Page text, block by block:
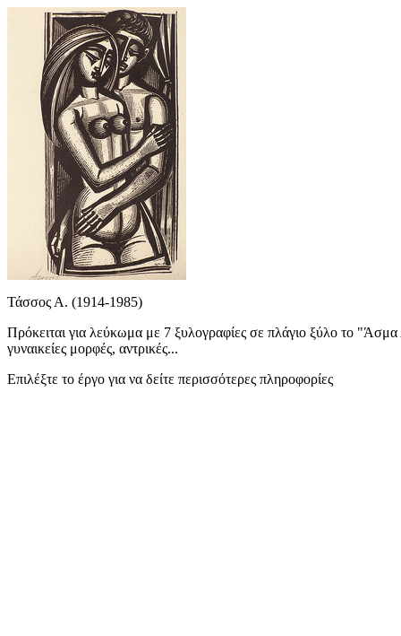
Τάσσος Α. (1914-1985)
Πρόκειται για λεύκωμα με 7 ξυλογραφίες σε πλάγιο ξύλο το
γυναικείες μορφές, αντρικές...
Επιλέξτε το έργο για να δείτε περισσότερες πληροφορίες